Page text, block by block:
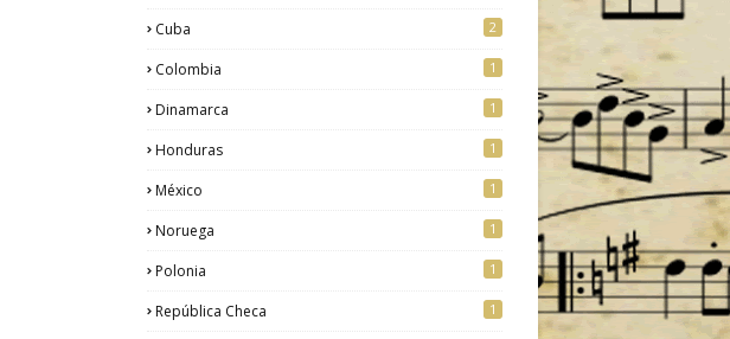
Cuba 2
Colombia 1
Dinamarca 1
Honduras 1
México 1
Noruega 1
Polonia 1
República Checa 1